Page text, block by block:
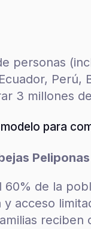
personas
Perú,
3 millones
para
Peliponas
60% de la
acceso
reciben